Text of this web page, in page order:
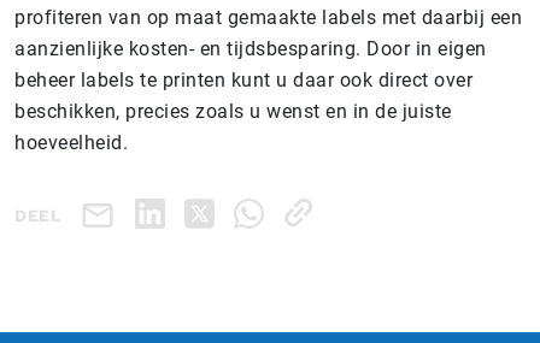
profiteren van op maat gemaakte labels met daarbij een
aanzienlijke kosten- en tijdsbesparing. Door in eigen
beheer labels te printen kunt u daar ook direct over
beschikken, precies zoals u wenst en in de juiste
hoeveelheid.
DEEL